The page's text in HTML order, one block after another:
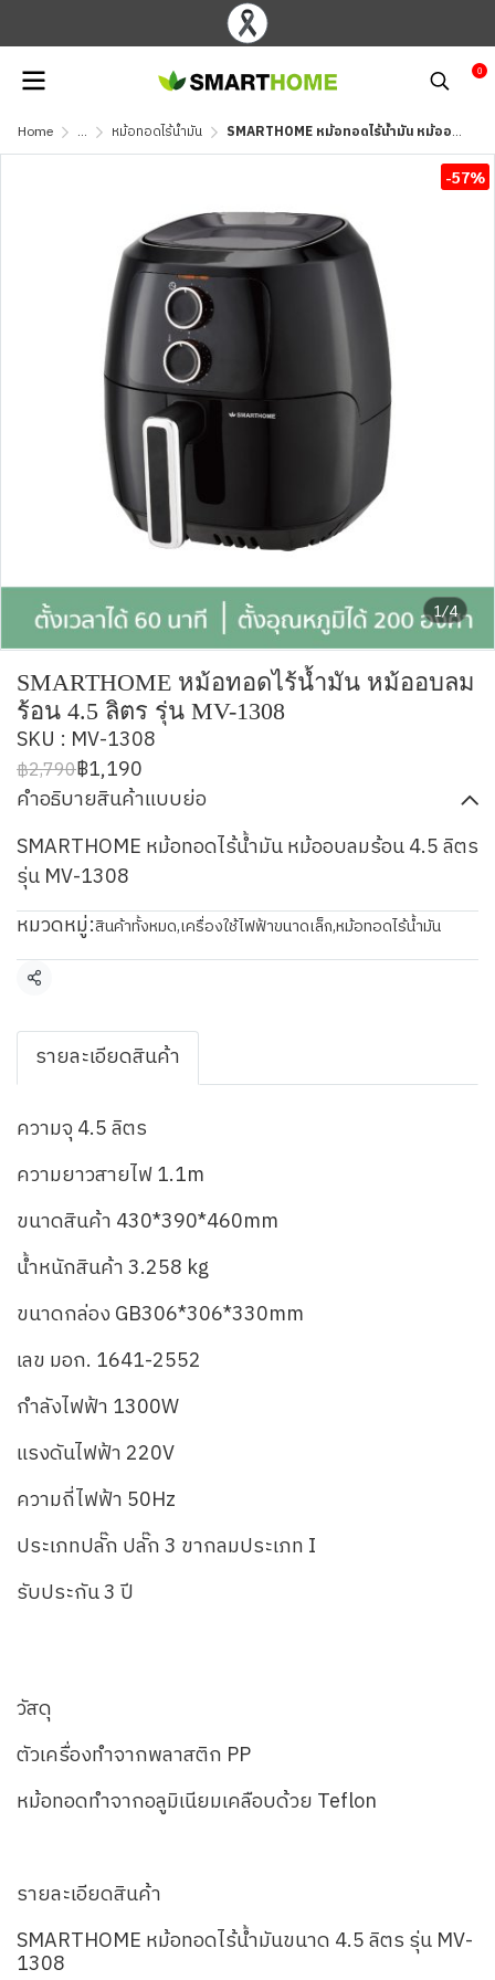
0
Home ... หม้อทอดไร้น้ำมัน SMARTHOME หม้อทอดไร้น้ำมัน หม้ออบลมร้อน 4.5 ลิตร รุ่น MV-1308
1/4
-57%
SMARTHOME หม้อทอดไร้น้ำมัน หม้ออบลม
ร้อน 4.5 ลิตร รุ่น MV-1308
SKU : MV-1308
฿2,790฿1,190
คำอธิบายสินค้าแบบย่อ
SMARTHOME หม้อทอดไร้น้ำมัน หม้ออบลมร้อน 4.5 ลิตร
รุ่น MV-1308
หมวดหมู่:สินค้าทั้งหมด,เครื่องใช้ไฟฟ้าขนาดเล็ก,หม้อทอดไร้น้ำมัน
แชร์
รายละเอียดสินค้า
ความจุ 4.5 ลิตร
ความยาวสายไฟ 1.1m
ขนาดสินค้า 430*390*460mm
น้ำหนักสินค้า 3.258 kg
ขนาดกล่อง GB306*306*330mm
เลข มอก. 1641-2552
กำลังไฟฟ้า 1300W
แรงดันไฟฟ้า 220V
ความถี่ไฟฟ้า 50Hz
ประเภทปลั๊ก ปลั๊ก 3 ขากลมประเภท I
รับประกัน 3 ปี
วัสดุ
ตัวเครื่องทำจากพลาสติก PP
หม้อทอดทำจากอลูมิเนียมเคลือบด้วย Teflon
รายละเอียดสินค้า
SMARTHOME หม้อทอดไร้น้ำมันขนาด 4.5 ลิตร รุ่น MV-
1308